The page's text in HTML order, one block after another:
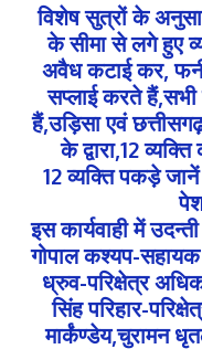
विशेष सुत्रों के
के सीमा से लगे हुए
अवैध कटाई कर,
सप्लाई करते हैं,सभी
हैं,उड़िसा एवं
के द्वारा,12
12 व्यक्ति पकड़े जानें
इस कार्यवाही में
गोपाल कश्यप-
ध्रुव-परिक्षेत्र
सिंह परिहार-
मार्कंण्डेय,चुरामन